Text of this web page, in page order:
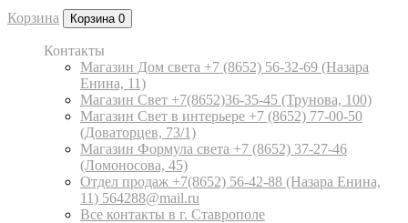
Корзина Корзина 0
Контакты
Магазин Дом света +7 (8652) 56-32-69 (Назара
Енина, 11)
Магазин Свет +7(8652)36-35-45 (Трунова, 100)
Магазин Свет в интерьере +7 (8652) 77-00-50
(Доваторцев, 73/1)
Магазин Формула света +7 (8652) 37-27-46
(Ломоносова, 45)
Отдел продаж +7(8652) 56-42-88 (Назара Енина,
11) 564288@mail.ru
Все контакты в г. Ставрополе